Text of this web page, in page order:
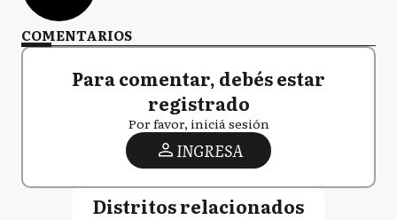
COMENTARIOS
Para comentar, debés estar
registrado
Por favor, iniciá sesión
INGRESA
Distritos relacionados